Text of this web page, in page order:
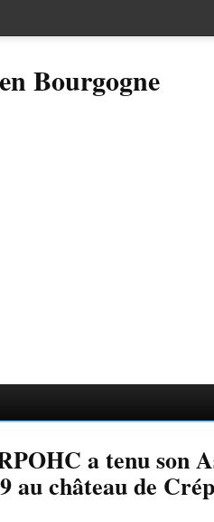
Bourgogne
a tenu son
au château de